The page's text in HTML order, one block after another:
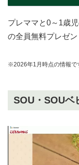
プレママと0～1歳
の全員無料プレゼン
※2026年1月時点の情報で
SOU・SOUベ